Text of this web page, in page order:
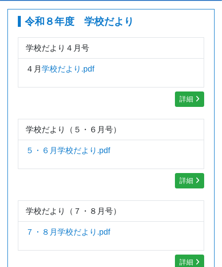
令和８年度 学校だより
学校だより４月号
４月 学校だより.pdf
詳細
学校だより（５・６月号）
５・６月学校だより.pdf
詳細
学校だより（７・８月号）
７・８月学校だより.pdf
詳細